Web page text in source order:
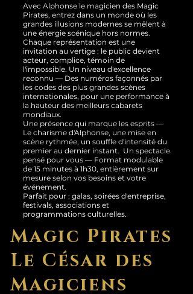
Avec Alphonse le magicien des Magic
Pirates, entrez dans un monde où les
grandes illusions modernes se mêlent à
une énergie scénique hors normes.
Chaque représentation est une
invitation au vertige : le public devient
acteur, complice, témoin de
l'impossible. Un niveau d'excellence
reconnu — Des numéros façonnés par
les codes des plus grandes scènes
internationales, pour une performance à
la hauteur des meilleurs cabarets
mondiaux.
Une présence qui marque les esprits —
Le charisme d'Alphonse, une mise en
scène rythmée, un souffle d'intensité du
premier au dernier instant. Un spectacle
pensé pour vous — Format modulable
de 15 minutes à 1h30, entièrement sur
mesure selon vos besoins et votre
événement.
Parfait pour : galas, soirées d'entreprise,
festivals, associations et
programmations culturelles.
Magic Pirates
Le César des
Magiciens